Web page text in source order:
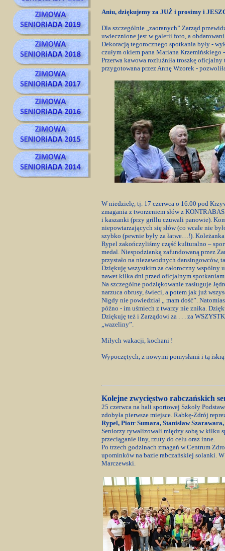
Aniu, dziękujemy za JUŻ i prosimy i
Dla szczególnie „zaoranych” Zarząd
uwiecznione jest w galerii foto, a
Dekoracją tegorocznego spotkania były -
czułym okiem pana Mariana Krzemińskiego
Przerwa kawowa rozluźniła troszkę
przygotowana przez Annę Wzorek -
W niedzielę, tj. 17 czerwca o 16.00 pod
zmagania z tworzeniem słów z
i kaszanki (przy grillu czuwali panowie).
niepowtarzających się słów (co wcale nie
szybko (pewnie były za łatwe…!).
Rypel zakończyliśmy część kulturalno –
medal. Niespodzianką zafundowaną przez
przystało na niezawodnych dansingowców,
Dziękuję wszystkim za całoroczny wspólny
nawet kilka dni przed oficjalnym
Na szczególne podziękowanie zasługuje
narzuca obrusy, świeci, a potem jak już
Nigdy nie powiedział „ mam dość”.
późno - im uśmiech z twarzy nie znika.
Dziękuję też i Zarządowi za . . . za
„wazeliny”.
Miłych wakacji, kochani !
Wypoczętych, z nowymi pomysłami i tą
Kolejne zwycięstwo rabczańskich
25 czerwca na hali sportowej Szkoły
zdobyła pierwsze miejsce. Rabkę-Zdrój
Rypel, Piotr Sumara, Stanisław
Seniorzy rywalizowali między sobą w kilku
przeciąganie liny, rzuty do celu oraz inne.
Po trzech godzinach zmagań w Centrum
upominków na bazie rabczańskiej solanki.
Marczewski.